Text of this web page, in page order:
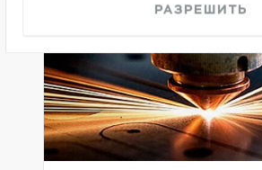
РАЗРЕШИТЬ